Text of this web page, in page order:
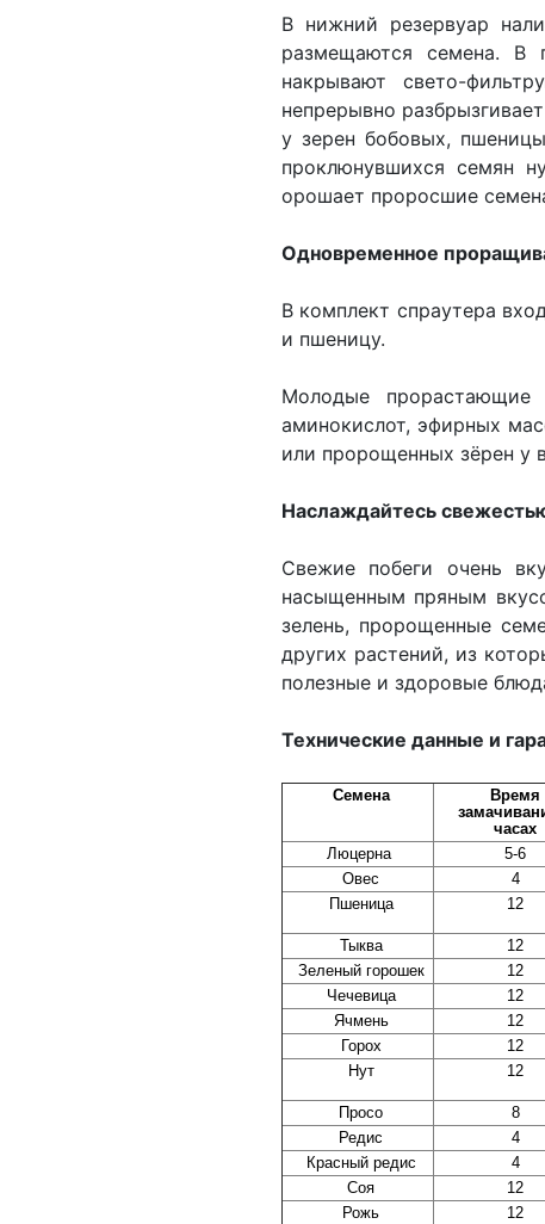
В нижний резервуар
размещаются семена. В
накрывают свето-
непрерывно
у зерен бобовых,
проклюнувшихся семян
орошает проросшие
Одновременное
В комплект спраутера
и пшеницу.
Молодые прорастающие
аминокислот, эфирных
или пророщенных зёрен у
Наслаждайтесь
Свежие побеги очень
насыщенным пряным
зелень, пророщенные
других растений, из
полезные и здоровые
Технические данные и
Семена
Время
часах
Люцерна 5-6
Овес
4
Пшеница
12
Тыква
12
Зеленый горошек
12
Чечевица
12
Ячмень
12
Горох
12
Нут
12
Просо
8
Редис
4
Красный редис
4
Соя
12
Рожь
12